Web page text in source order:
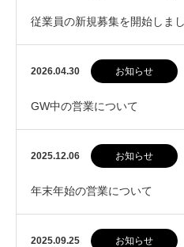
従業員の新規募集を開始しま
2026.04.30 お知らせ
GW中の営業について
2025.12.06 お知らせ
年末年始の営業について
2025.09.25 お知らせ